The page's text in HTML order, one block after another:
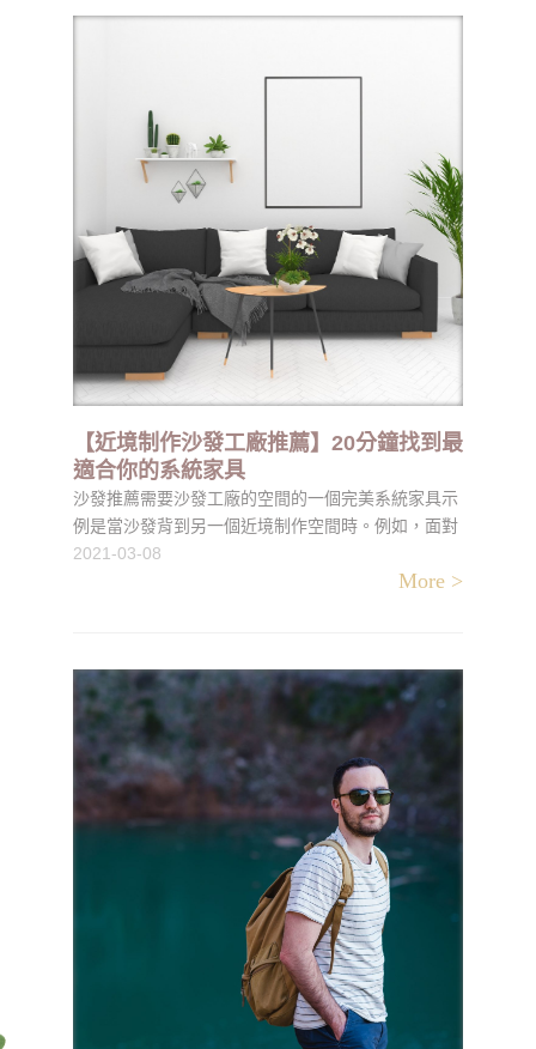
【近境制作沙發工廠推薦】20分鐘找到最
適合你的系統家具
沙發推薦需要沙發工廠的空間的一個完美系統家具示
例是當沙發背到另一個近境制作空間時。例如，面對
電視但用作家庭房與餐廳或入口之間的分隔物的沙發
實際上可以使用這些桌子。近境制作沙發工廠有兩種
重要的系統家具，這一點非常重要。大多數人沒有花
很多時間在沙發的後面看，而他們卻忘了在購物前先
檢查一下。只要仔細看一看沙發系統家具如何回到另
一個空間，並確定接近它的最佳方法。近境制作購物
前，請不要忘記測量沙發的長度和高度。這樣可以確
保您所看到的桌子在您的沙發上不會太大或太小。一
旦進行了測量，就該開始查看表格了。
2021-03-08
More >